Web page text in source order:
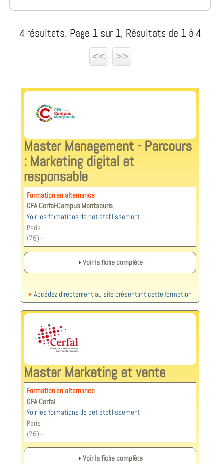
4 résultats. Page 1 sur 1, Résultats de 1 à 4
<<
>>
Master Management - Parcours
: Marketing digital et
responsable
Formation en alternance
CFA Cerfal-Campus Montsouris
Voir les formations de cet établissement
Paris
(75) -
Voir la fiche complète
Accédez directement au site présentant cette formation
Master Marketing et vente
Formation en alternance
CFA Cerfal
Voir les formations de cet établissement
Paris
(75) -
Voir la fiche complète